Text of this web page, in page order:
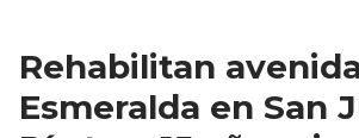
Rehabilitan
Esmeralda en San